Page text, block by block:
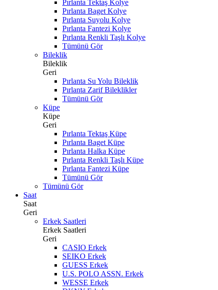
Pırlanta Tektaş Kolye
Pırlanta Baget Kolye
Pırlanta Suyolu Kolye
Pırlanta Fantezi Kolye
Pırlanta Renkli Taşlı Kolye
Tümünü Gör
Bileklik
Bileklik
Geri
Pırlanta Su Yolu Bileklik
Pırlanta Zarif Bileklikler
Tümünü Gör
Küpe
Küpe
Geri
Pırlanta Tektaş Küpe
Pırlanta Baget Küpe
Pırlanta Halka Küpe
Pırlanta Renkli Taşlı Küpe
Pırlanta Fantezi Küpe
Tümünü Gör
Tümünü Gör
Saat
Saat
Geri
Erkek Saatleri
Erkek Saatleri
Geri
CASIO Erkek
SEIKO Erkek
GUESS Erkek
U.S. POLO ASSN. Erkek
WESSE Erkek